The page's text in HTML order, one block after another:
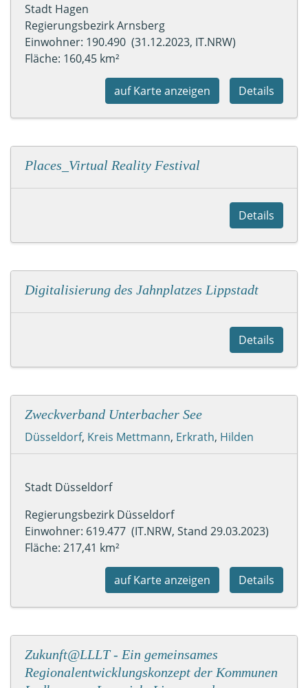
Stadt Hagen
Regierungsbezirk Arnsberg
Einwohner: 190.490 (31.12.2023, IT.NRW)
Fläche: 160,45 km²
Details
auf Karte anzeigen
Places_Virtual Reality Festival
Details
Digitalisierung des Jahnplatzes Lippstadt
Details
Zweckverband Unterbacher See
Düsseldorf, Kreis Mettmann, Erkrath, Hilden
Stadt Düsseldorf
Regierungsbezirk Düsseldorf
Einwohner: 619.477 (IT.NRW, Stand 29.03.2023)
Fläche: 217,41 km²
Details
auf Karte anzeigen
Zukunft@LLLT - Ein gemeinsames
Regionalentwicklungskonzept der Kommunen